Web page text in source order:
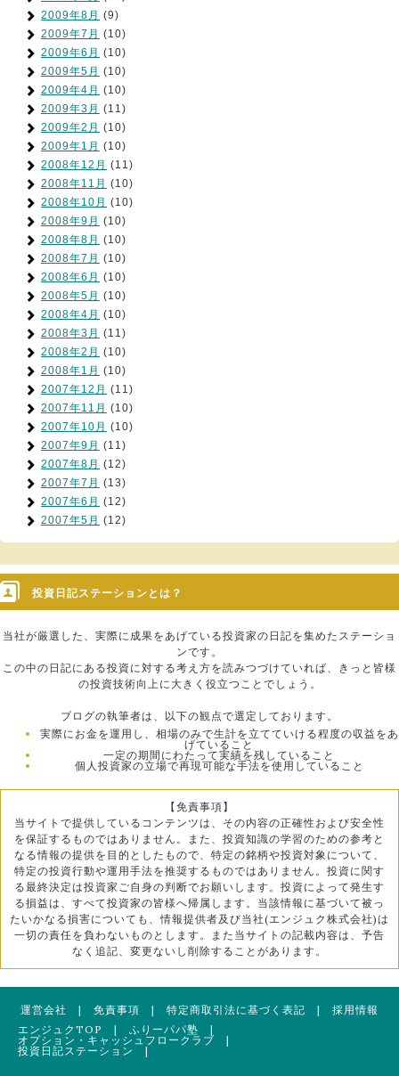
2009年8月 (9)
2009年7月 (10)
2009年6月 (10)
2009年5月 (10)
2009年4月 (10)
2009年3月 (11)
2009年2月 (10)
2009年1月 (10)
2008年12月 (11)
2008年11月 (10)
2008年10月 (10)
2008年9月 (10)
2008年8月 (10)
2008年7月 (10)
2008年6月 (10)
2008年5月 (10)
2008年4月 (10)
2008年3月 (11)
2008年2月 (10)
2008年1月 (10)
2007年12月 (11)
2007年11月 (10)
2007年10月 (10)
2007年9月 (11)
2007年8月 (12)
2007年7月 (13)
2007年6月 (12)
2007年5月 (12)
投資日記ステーションとは？
当社が厳選した、実際に成果をあげている投資家の日記を集めたステーショ
ンです。
この中の日記にある投資に対する考え方を読みつづけていれば、きっと皆様
の投資技術向上に大きく役立つことでしょう。
ブログの執筆者は、以下の観点で選定しております。
実際にお金を運用し、相場のみで生計を立てていける程度の収益をあ
げていること
一定の期間にわたって実績を残していること
個人投資家の立場で再現可能な手法を使用していること
【免責事項】
当サイトで提供しているコンテンツは、その内容の正確性および安全性
を保証するものではありません。また、投資知識の学習のための参考と
なる情報の提供を目的としたもので、特定の銘柄や投資対象について、
特定の投資行動や運用手法を推奨するものではありません。投資に関す
る最終決定は投資家ご自身の判断でお願いします。投資によって発生す
る損益は、すべて投資家の皆様へ帰属します。当該情報に基づいて被っ
たいかなる損害についても、情報提供者及び当社(エンジュク株式会社)は
一切の責任を負わないものとします。また当サイトの記載内容は、予告
なく追記、変更ないし削除することがあります。
運営会社 | 免責事項 | 特定商取引法に基づく表記 | 採用情報
エンジュクTOP
| ふりーパパ塾 |
オプション・キャッシュフロークラブ |
投資日記ステーション
|